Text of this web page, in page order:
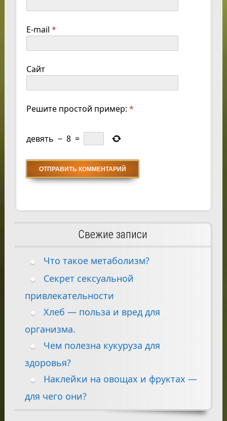
E-mail *
Сайт
Решите простой пример: *
девять − 8 =
Свежие записи
Что такое метаболизм?
Секрет сексуальной
привлекательности
Хлеб — польза и вред для
организма.
Чем полезна кукуруза для
здоровья?
Наклейки на овощах и фруктах —
для чего они?